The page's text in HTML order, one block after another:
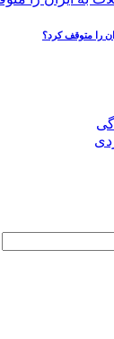
را متوقف کرد؟